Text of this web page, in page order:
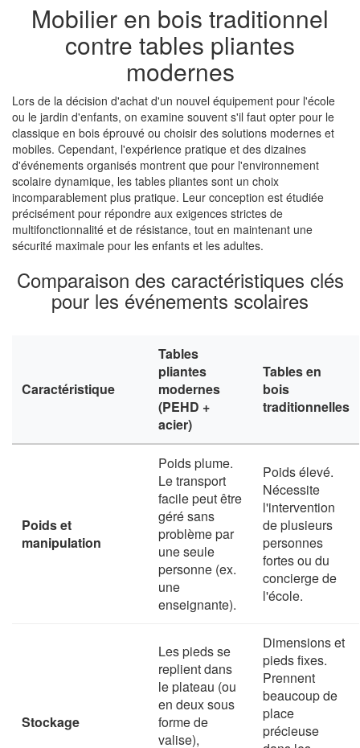
Mobilier en bois traditionnel
contre tables pliantes
modernes
Lors de la décision d'achat d'un nouvel équipement pour l'école
ou le jardin d'enfants, on examine souvent s'il faut opter pour le
classique en bois éprouvé ou choisir des solutions modernes et
mobiles. Cependant, l'expérience pratique et des dizaines
d'événements organisés montrent que pour l'environnement
scolaire dynamique, les tables pliantes sont un choix
incomparablement plus pratique. Leur conception est étudiée
précisément pour répondre aux exigences strictes de
multifonctionnalité et de résistance, tout en maintenant une
sécurité maximale pour les enfants et les adultes.
Comparaison des caractéristiques clés
pour les événements scolaires
Caractéristique
Tables
pliantes
modernes
(PEHD +
acier)
Tables en
bois
traditionnelles
Poids et
manipulation
Poids plume.
Le transport
facile peut être
géré sans
problème par
une seule
personne (ex.
une
enseignante).
Poids élevé.
Nécessite
l'intervention
de plusieurs
personnes
fortes ou du
concierge de
l'école.
Stockage
Les pieds se
replient dans
le plateau (ou
en deux sous
forme de
valise),
Dimensions et
pieds fixes.
Prennent
beaucoup de
place
précieuse